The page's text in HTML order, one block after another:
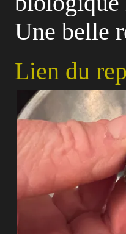
Une belle
Lien du